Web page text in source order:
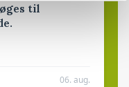
til
06. aug.